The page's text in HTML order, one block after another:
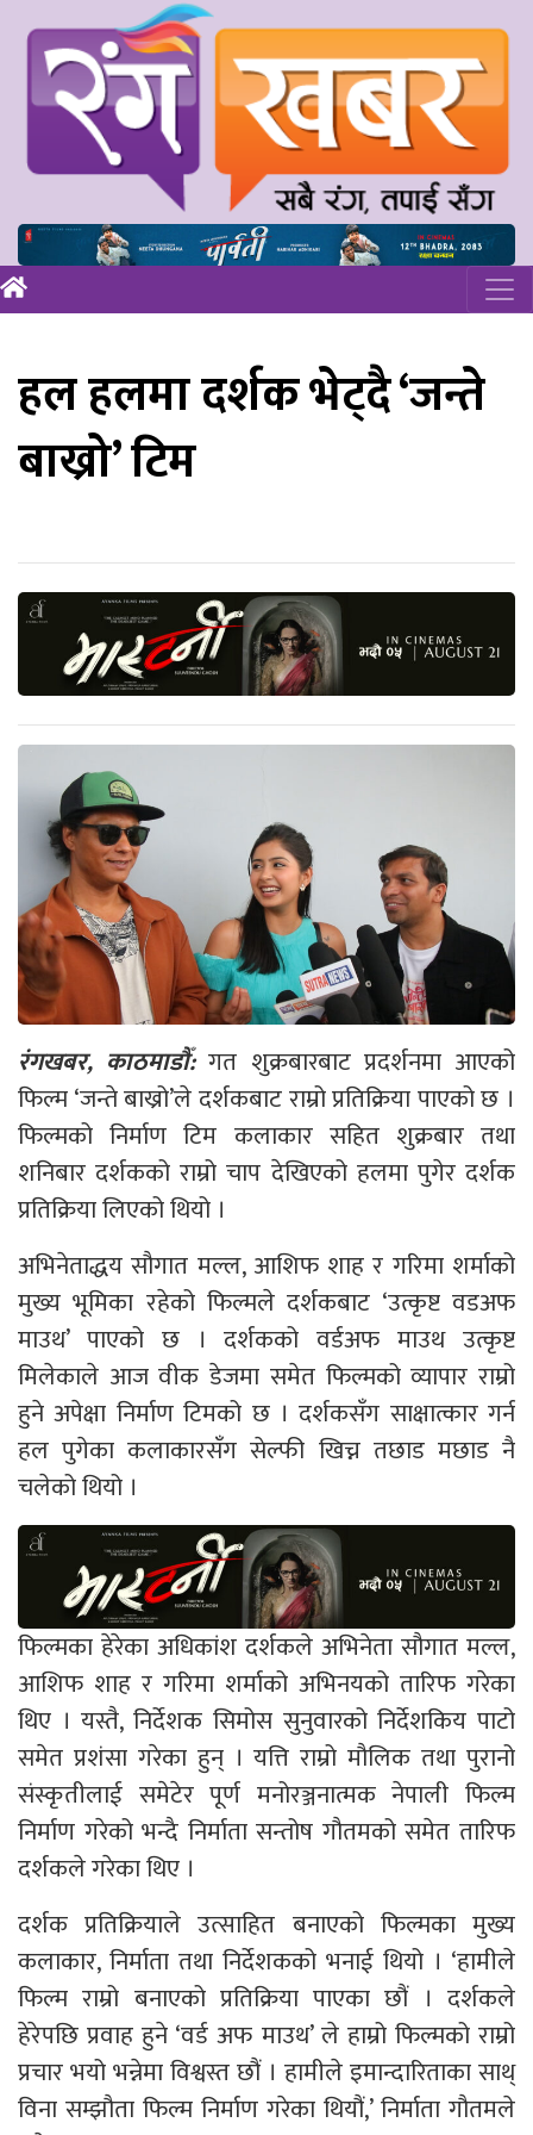
हल हलमा दर्शक भेट्दै ‘जन्ते
बाख्रो’ टिम
रंगखबर, काठमाडौँ:गत शुक्रबारबाट प्रदर्शनमा आएको
फिल्म ‘जन्ते बाख्रो’ले दर्शकबाट राम्रो प्रतिक्रिया पाएको छ ।
फिल्मको निर्माण टिम कलाकार सहित शुक्रबार तथा
शनिबार दर्शकको राम्रो चाप देखिएको हलमा पुगेर दर्शक
प्रतिक्रिया लिएको थियो ।
अभिनेताद्धय सौगात मल्ल, आशिफ शाह र गरिमा शर्माको
मुख्य भूमिका रहेको फिल्मले दर्शकबाट ‘उत्कृष्ट वडअफ
माउथ’ पाएको छ । दर्शकको वर्डअफ माउथ उत्कृष्ट
मिलेकाले आज वीक डेजमा समेत फिल्मको व्यापार राम्रो
हुने अपेक्षा निर्माण टिमको छ । दर्शकसँग साक्षात्कार गर्न
हल पुगेका कलाकारसँग सेल्फी खिच्न तछाड मछाड नै
चलेको थियो ।
फिल्मका हेरेका अधिकांश दर्शकले अभिनेता सौगात मल्ल,
आशिफ शाह र गरिमा शर्माको अभिनयको तारिफ गरेका
थिए । यस्तै, निर्देशक सिमोस सुनुवारको निर्देशकिय पाटो
समेत प्रशंसा गरेका हुन् । यत्ति राम्रो मौलिक तथा पुरानो
संस्कृतीलाई समेटेर पूर्ण मनोरञ्जनात्मक नेपाली फिल्म
निर्माण गरेको भन्दै निर्माता सन्तोष गौतमको समेत तारिफ
दर्शकले गरेका थिए ।
दर्शक प्रतिक्रियाले उत्साहित बनाएको फिल्मका मुख्य
कलाकार, निर्माता तथा निर्देशकको भनाई थियो । ‘हामीले
फिल्म राम्रो बनाएको प्रतिक्रिया पाएका छौं । दर्शकले
हेरेपछि प्रवाह हुने ‘वर्ड अफ माउथ’ ले हाम्रो फिल्मको राम्रो
प्रचार भयो भन्नेमा विश्वस्त छौं । हामीले इमान्दारिताका साथ्
विना सम्झौता फिल्म निर्माण गरेका थियौं,’ निर्माता गौतमले